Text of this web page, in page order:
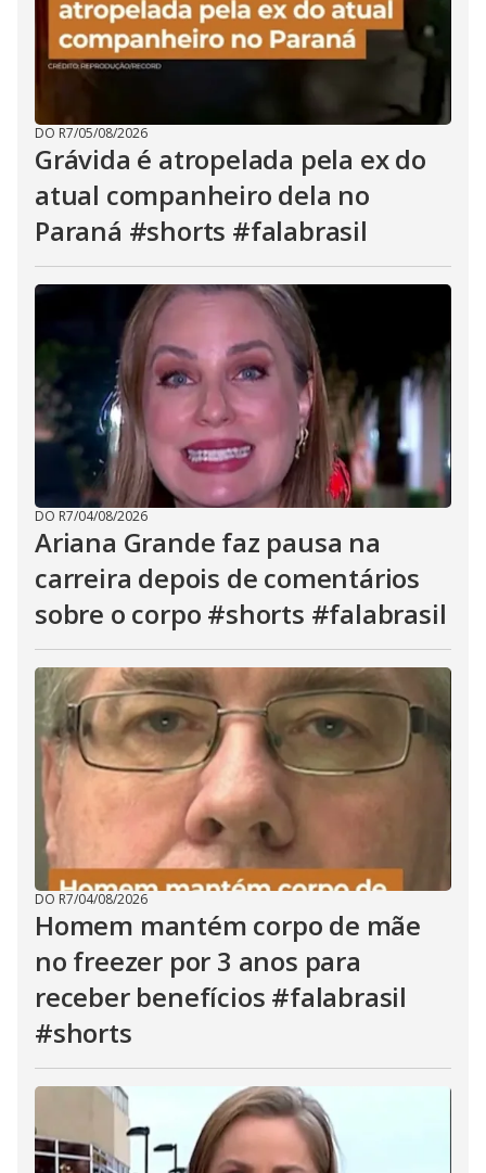
DO R7/05/08/2026
Grávida é atropelada pela ex do
atual companheiro dela no
Paraná #shorts #falabrasil
DO R7/04/08/2026
Ariana Grande faz pausa na
carreira depois de comentários
sobre o corpo #shorts #falabrasil
DO R7/04/08/2026
Homem mantém corpo de mãe
no freezer por 3 anos para
receber benefícios #falabrasil
#shorts